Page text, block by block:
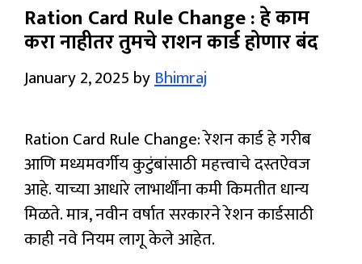
Ration Card Rule Change : हे काम
करा नाहीतर तुमचे राशन कार्ड होणार बंद
January 2, 2025 byBhimraj
Ration Card Rule Change: रेशन कार्ड हे गरीब
आणि मध्यमवर्गीय कुटुंबांसाठी महत्त्वाचे दस्तऐवज
आहे. याच्या आधारे लाभार्थींना कमी किमतीत धान्य
मिळते. मात्र, नवीन वर्षात सरकारने रेशन कार्डसाठी
काही नवे नियम लागू केले आहेत.